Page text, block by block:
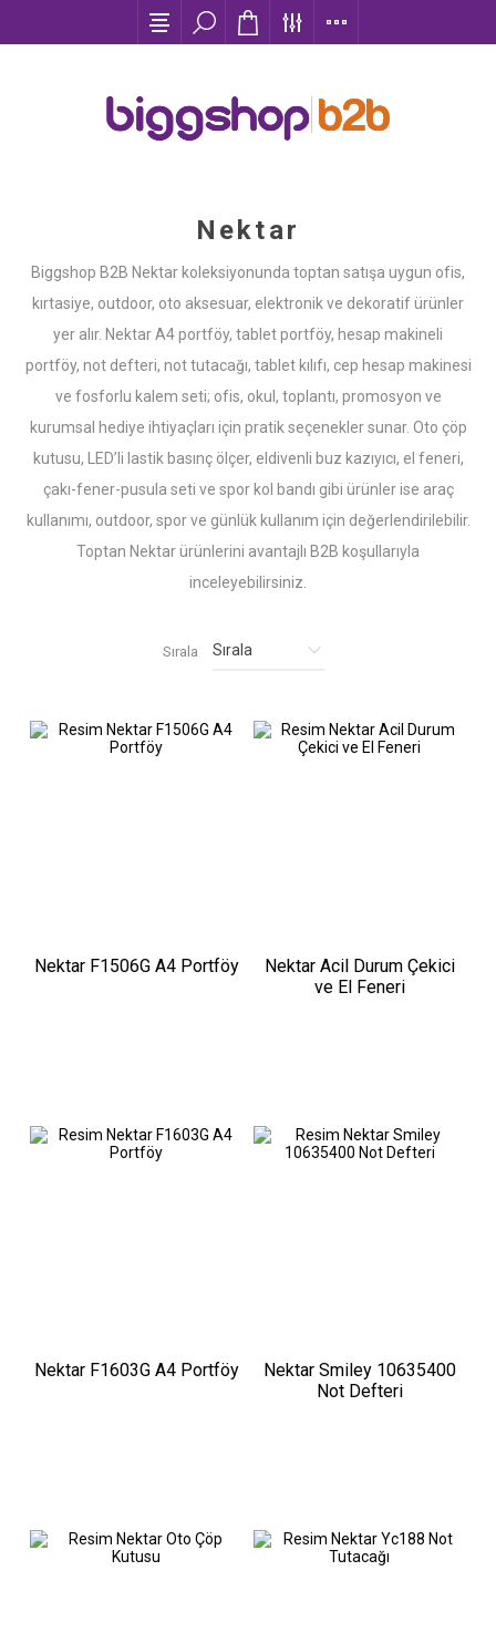
Nektar
Biggshop B2B Nektar koleksiyonunda toptan satışa uygun ofis,
kırtasiye, outdoor, oto aksesuar, elektronik ve dekoratif ürünler
yer alır. Nektar A4 portföy, tablet portföy, hesap makineli
portföy, not defteri, not tutacağı, tablet kılıfı, cep hesap makinesi
ve fosforlu kalem seti; ofis, okul, toplantı, promosyon ve
kurumsal hediye ihtiyaçları için pratik seçenekler sunar. Oto çöp
kutusu, LED’li lastik basınç ölçer, eldivenli buz kazıyıcı, el feneri,
çakı-fener-pusula seti ve spor kol bandı gibi ürünler ise araç
kullanımı, outdoor, spor ve günlük kullanım için değerlendirilebilir.
Toptan Nektar ürünlerini avantajlı B2B koşullarıyla
inceleyebilirsiniz.
Sırala
Nektar F1506G A4 Portföy
Nektar Acil Durum Çekici
ve El Feneri
Nektar F1603G A4 Portföy
Nektar Smiley 10635400
Not Defteri